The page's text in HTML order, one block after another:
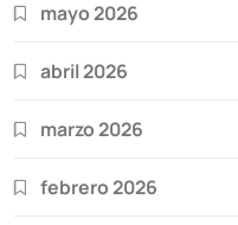
mayo 2026
abril 2026
marzo 2026
febrero 2026